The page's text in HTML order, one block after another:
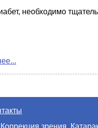
необходимо
Коррекция зрения